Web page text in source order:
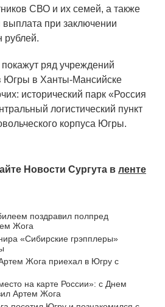
СВО и их семей, а также
при заключении
рублей.
ряд учреждений
Югры в Ханты-Мансийске
исторический парк «Россия
логистический пункт
корпуса Югры.
Новости Сургута в ленте
поздравил полпред
Жога
«Сибирские грэпплеры»
Жога приехал в Югру с
на карте России»: с Днем
Артем Жога